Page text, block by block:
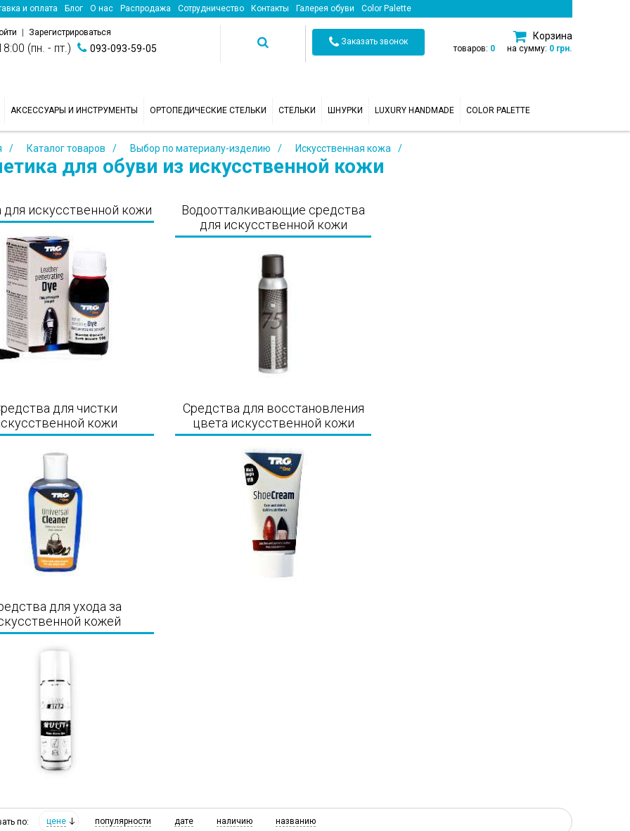
и оплата Блог О нас Распродажа Сотрудничество Контакты Галерея обуви Color Palette
Зарегистрироваться
(пн. - пт.) 093-093-59-05
Заказать звонок
Корзина
товаров: 0 на сумму: 0 грн.
АКСЕССУАРЫ И ИНСТРУМЕНТЫ ОРТОПЕДИЧЕСКИЕ СТЕЛЬКИ СТЕЛЬКИ ШНУРКИ LUXURY HANDMADE COLOR PALETTE
Каталог товаров Выбор по материалу-изделию Искусственная кожа
для обуви из искусственной кожи
для искусственной кожи
Водоотталкивающие средства
для искусственной кожи
для чистки
кожи
Средства для восстановления
цвета искусственной кожи
для ухода за
кожей
по: цене популярности дате наличию названию